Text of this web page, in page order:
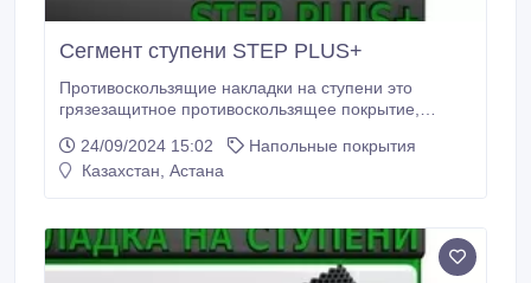
Сегмент ступени STEP PLUS+
Противоскользящие накладки на ступени это
грязезащитное противоскользящее покрытие,
входной группы Вашего здания от грязи и падения
на гладком кафеле, граните или мраморе.
является эластичным материалом.
24/09/2024 15:02
Напольные покрытия
Казахстан, Астана